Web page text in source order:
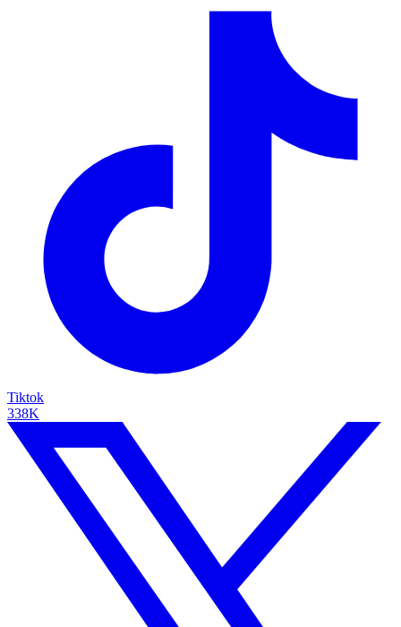
Tiktok
338K